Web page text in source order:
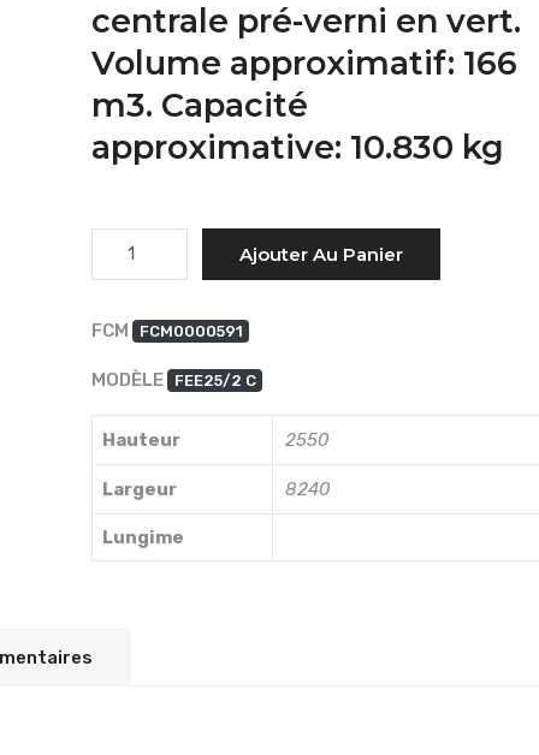
centrale pré-verni en vert.
Volume approximatif: 166
m3. Capacité
approximative: 10.830 kg
Quantité
Ajouter Au Panier
FCM FCM0000591
MODÈLE FEE25/2 C
Hauteur 2550
Largeur 8240
Lungime